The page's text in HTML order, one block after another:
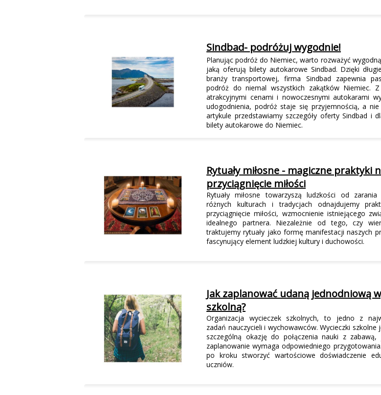
Sindbad- podróżuj wygodnie!
Planując podróż do Niemiec, warto rozważyć
jaką oferują bilety autokarowe Sindbad. Dzięki
branży transportowej, firma Sindbad zapewnia
podróż do niemal wszystkich zakątków Niemiec.
atrakcyjnymi cenami i nowoczesnymi autokarami
udogodnienia, podróż staje się przyjemnością, a
artykule przedstawiamy szczegóły oferty Sindbad i
bilety autokarowe do Niemiec.
Rytuały miłosne - magiczne praktyki
przyciągnięcie miłości
Rytuały miłosne towarzyszą ludzkości od
różnych kulturach i tradycjach odnajdujemy
przyciągnięcie miłości, wzmocnienie istniejącego
idealnego partnera. Niezależnie od tego, czy
traktujemy rytuały jako formę manifestacji naszych
fascynujący element ludzkiej kultury i duchowości.
Jak zaplanować udaną jednodniową
szkolną?
Organizacja wycieczek szkolnych, to jedno z
zadań nauczycieli i wychowawców. Wycieczki
szczególną okazję do połączenia nauki z zabawą,
zaplanowanie wymaga odpowiedniego
po kroku stworzyć wartościowe doświadczenie
uczniów.